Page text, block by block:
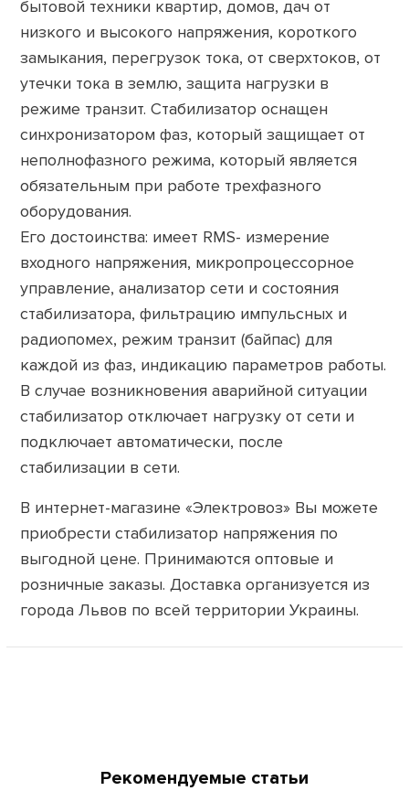
бытовой техники квартир, домов, дач от
низкого и высокого напряжения, короткого
замыкания, перегрузок тока, от сверхтоков, от
утечки тока в землю, защита нагрузки в
режиме транзит. Стабилизатор оснащен
синхронизатором фаз, который защищает от
неполнофазного режима, который является
обязательным при работе трехфазного
оборудования.
Его достоинства: имеет RMS- измерение
входного напряжения, микропроцессорное
управление, анализатор сети и состояния
стабилизатора, фильтрацию импульсных и
радиопомех, режим транзит (байпас) для
каждой из фаз, индикацию параметров работы.
В случае возникновения аварийной ситуации
стабилизатор отключает нагрузку от сети и
подключает автоматически, после
стабилизации в сети.
В интернет-магазине «Электровоз» Вы можете
приобрести стабилизатор напряжения по
выгодной цене. Принимаются оптовые и
розничные заказы. Доставка организуется из
города Львов по всей территории Украины.
Рекомендуемые статьи